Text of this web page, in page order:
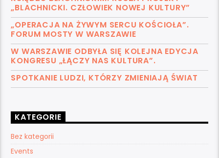
„BLACHNICKI. CZŁOWIEK NOWEJ KULTURY”
„OPERACJA NA ŻYWYM SERCU KOŚCIOŁA”.
FORUM MOSTY W WARSZAWIE
W WARSZAWIE ODBYŁA SIĘ KOLEJNA EDYCJA
KONGRESU „ŁĄCZY NAS KULTURA”.
SPOTKANIE LUDZI, KTÓRZY ZMIENIAJĄ ŚWIAT
KATEGORIE
Bez kategorii
Events